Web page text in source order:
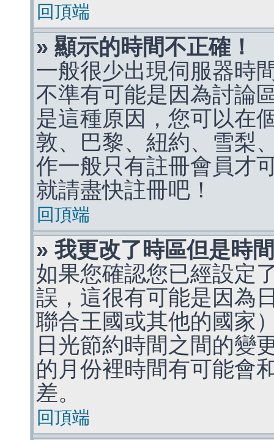
回頂端
» 顯示的時間不正確！
一般很少出現伺服器時
不準有可能是因為討論
是這種原因，您可以在
敦、巴黎、紐約、雪梨
作一般只有註冊會員才
就請盡快註冊吧！
回頂端
» 我更改了時區但是時
如果您確認您已經設定
誤，這很有可能是因為
聯合王國或其他的國家
日光節約時間之間的變
的月份裡時間有可能會
差。
回頂端